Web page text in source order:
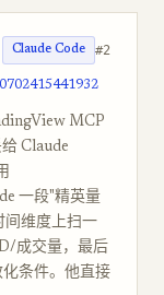
Claude Code #2
MCP
Claude
一段"精英量
间维度上扫一
成交量，最后
条件。他直接